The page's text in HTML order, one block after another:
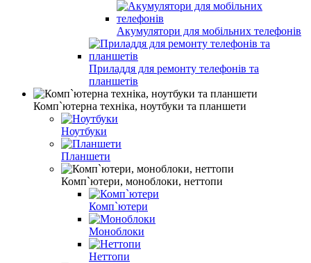
Акумулятори для мобільних телефонів
Приладдя для ремонту телефонів та
планшетів
Комп`ютерна техніка, ноутбуки та планшети
Ноутбуки
Планшети
Комп`ютери, моноблоки, неттопи
Комп`ютери
Моноблоки
Неттопи